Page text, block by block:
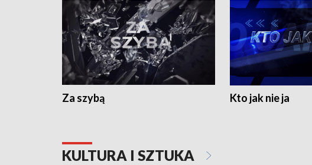
Za szybą Kto jak nie ja
KULTURA I SZTUKA